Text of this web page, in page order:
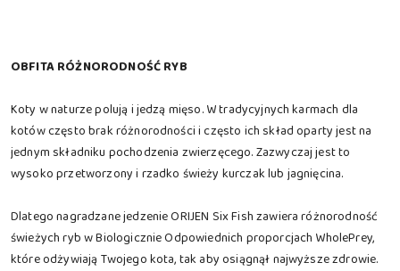
OBFITA RÓŻNORODNOŚĆ RYB
Koty w naturze polują i jedzą mięso. W tradycyjnych karmach dla
kotów często brak różnorodności i często ich skład oparty jest na
jednym składniku pochodzenia zwierzęcego. Zazwyczaj jest to
wysoko przetworzony i rzadko świeży kurczak lub jagnięcina.
Dlatego nagradzane jedzenie ORIJEN Six Fish zawiera różnorodność
świeżych ryb w Biologicznie Odpowiednich proporcjach WholePrey,
które odżywiają Twojego kota, tak aby osiągnął najwyższe zdrowie.